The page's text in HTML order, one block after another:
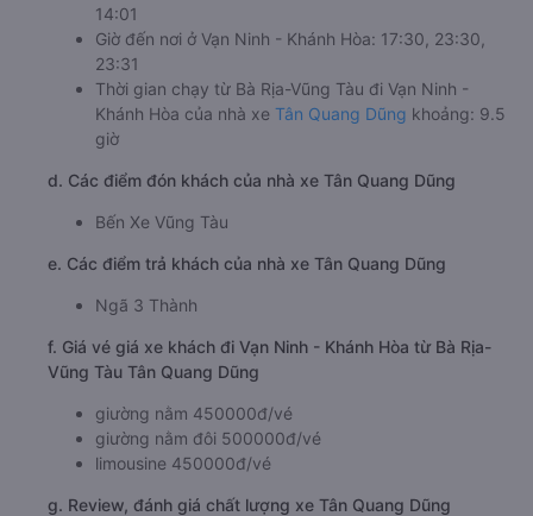
14:01
Giờ đến nơi ở Vạn Ninh - Khánh Hòa: 17:30, 23:30,
23:31
Thời gian chạy từ Bà Rịa-Vũng Tàu đi Vạn Ninh -
Khánh Hòa của nhà xe Tân Quang Dũng khoảng: 9.5
giờ
d. Các điểm đón khách của nhà xe Tân Quang Dũng
Bến Xe Vũng Tàu
e. Các điểm trả khách của nhà xe Tân Quang Dũng
Ngã 3 Thành
f. Giá vé giá xe khách đi Vạn Ninh - Khánh Hòa từ Bà Rịa-
Vũng Tàu Tân Quang Dũng
giường nằm 450000đ/vé
giường nằm đôi 500000đ/vé
limousine 450000đ/vé
g. Review, đánh giá chất lượng xe Tân Quang Dũng